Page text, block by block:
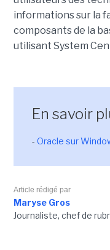
informations sur la
composants de la
utilisant System
En savoir
- Oracle sur
Article rédigé par
Maryse Gros
Journaliste, chef de